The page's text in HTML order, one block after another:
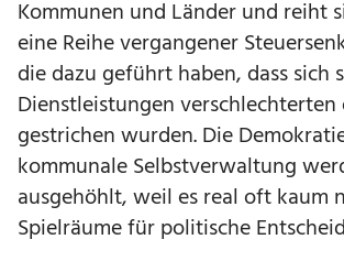
Kommunen und Länder und reiht
eine Reihe vergangener
die dazu geführt haben, dass sich
Dienstleistungen verschlechterten
gestrichen wurden. Die
kommunale Selbstverwaltung
ausgehöhlt, weil es real oft kaum
Spielräume für politische